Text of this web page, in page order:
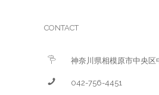
CONTACT
神奈川県相模原市中央区
042-756-4451